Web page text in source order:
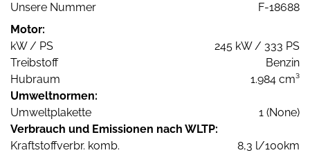
Unsere Nummer
F-18688
Motor:
kW / PS
245 kW / 333 PS
Treibstoff
Benzin
Hubraum
1.984 cm³
Umweltnormen:
Umweltplakette
1 (None)
Verbrauch und Emissionen nach WLTP:
Kraftstoffverbr. komb.
8,3 l/100km